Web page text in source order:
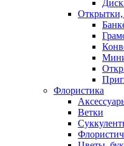
Открытки,
Флористика
Ветки